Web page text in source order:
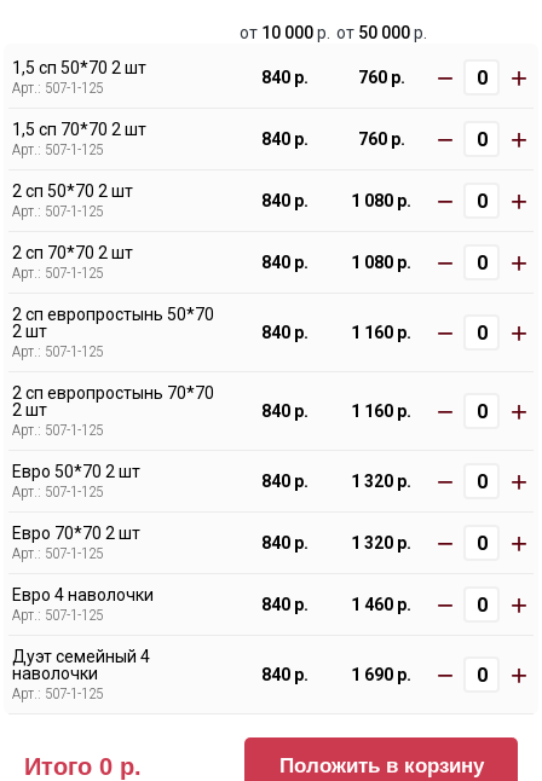
1,5 сп 50*70 2 шт
Арт.: 507-1-125
840 р.
от 10 000р.
760 р.
от 50 000р.
− +
1,5 сп 70*70 2 шт
Арт.: 507-1-125
840 р. 760 р. − +
2 сп 50*70 2 шт
Арт.: 507-1-125
840 р. 1 080 р. − +
2 сп 70*70 2 шт
Арт.: 507-1-125
840 р. 1 080 р. − +
2 сп европростынь 50*70
2 шт
Арт.: 507-1-125
840 р. 1 160 р. − +
2 сп европростынь 70*70
2 шт
Арт.: 507-1-125
840 р. 1 160 р. − +
Евро 50*70 2 шт
Арт.: 507-1-125
840 р. 1 320 р. − +
Евро 70*70 2 шт
Арт.: 507-1-125
840 р. 1 320 р. − +
Евро 4 наволочки
Арт.: 507-1-125
840 р. 1 460 р. − +
Дуэт семейный 4
наволочки
Арт.: 507-1-125
840 р. 1 690 р. − +
Итого 0 р. Положить в корзину